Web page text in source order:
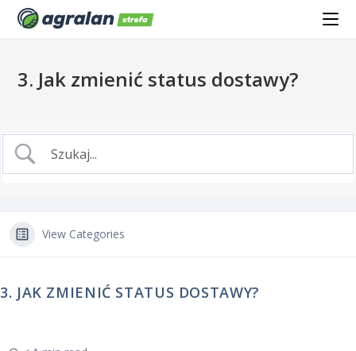
3. Jak zmienić status dostawy?
View Categories
3. JAK ZMIENIĆ STATUS DOSTAWY?